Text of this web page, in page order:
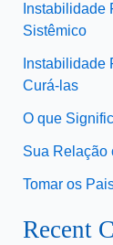
Instabilidade
Sistêmico
Instabilidade
Curá-las
O que
Sua Relação
Tomar os
Recent